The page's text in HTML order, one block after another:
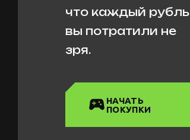
что каждый рубль
вы потратили не
зря.
НАЧАТЬ
ПОКУПКИ